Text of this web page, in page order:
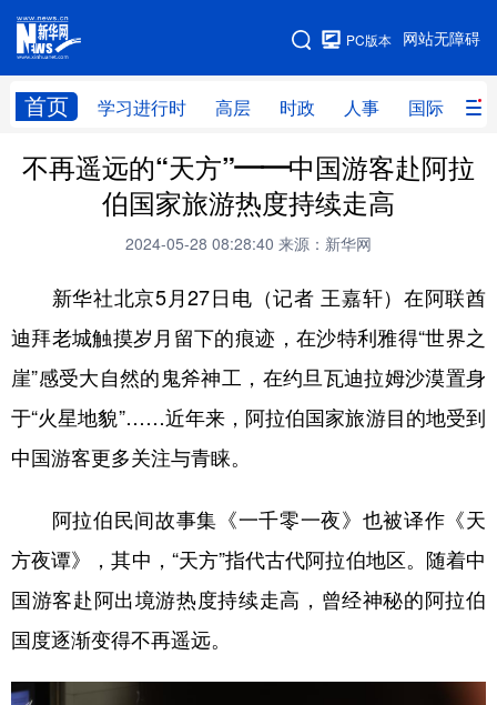
网站无障碍
PC版本
首页 学习进行时 高层 时政 人事 国际 财
网站地图
学习进行时 高层 时政 人事
财经 网评
科技 科创 量子 体育
书画 健康 军事
法律 中央文件
彩票 娱乐
公益 一带一路 亚太网 上市公司
不再遥远的“天方”——中国游客赴阿拉
伯国家旅游热度持续走高
2024-05-28 08:28:40 来源：新华网
新华社北京5月27日电（记者 王嘉轩）在阿联酋
迪拜老城触摸岁月留下的痕迹，在沙特利雅得“世界之
崖”感受大自然的鬼斧神工，在约旦瓦迪拉姆沙漠置身
于“火星地貌”……近年来，阿拉伯国家旅游目的地受到
中国游客更多关注与青睐。
阿拉伯民间故事集《一千零一夜》也被译作《天
方夜谭》，其中，“天方”指代古代阿拉伯地区。随着中
国游客赴阿出境游热度持续走高，曾经神秘的阿拉伯
国度逐渐变得不再遥远。